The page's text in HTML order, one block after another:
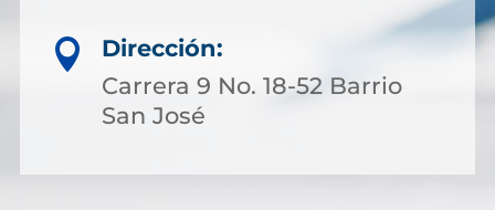

Dirección:
Carrera 9 No. 18-52 Barrio
San José